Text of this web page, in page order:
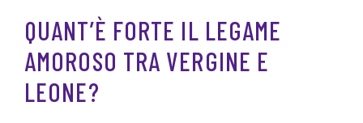
QUANT’È FORTE IL LEGAME
AMOROSO TRA VERGINE E
LEONE?